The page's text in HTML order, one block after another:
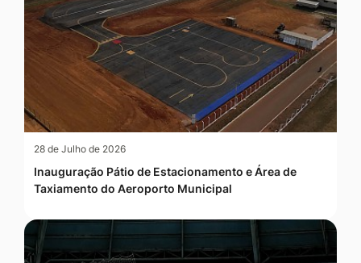
28 de Julho de 2026
Inauguração Pátio de Estacionamento e Área de
Taxiamento do Aeroporto Municipal